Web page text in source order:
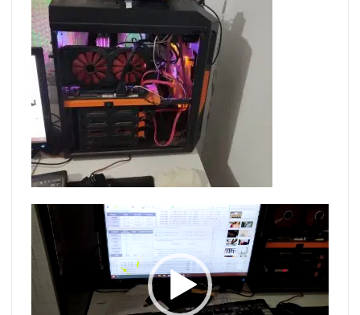
Tocador
de
vídeo